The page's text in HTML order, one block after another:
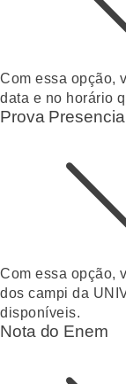
Com essa opção,
data e no horário
Prova
Com essa opção,
dos campi da
disponíveis.
Nota do Enem